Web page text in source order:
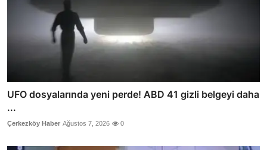
UFO dosyalarında yeni perde! ABD 41 gizli belgeyi daha
...
Çerkezköy Haber Ağustos 7, 2026 0